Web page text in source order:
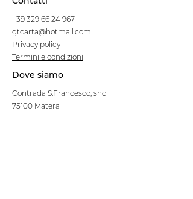
+39 329 66 24 967
gtcarta@hotmail.com
Privacy policy
Termini e condizioni
Dove siamo
Contrada S.Francesco, snc
75100 Matera